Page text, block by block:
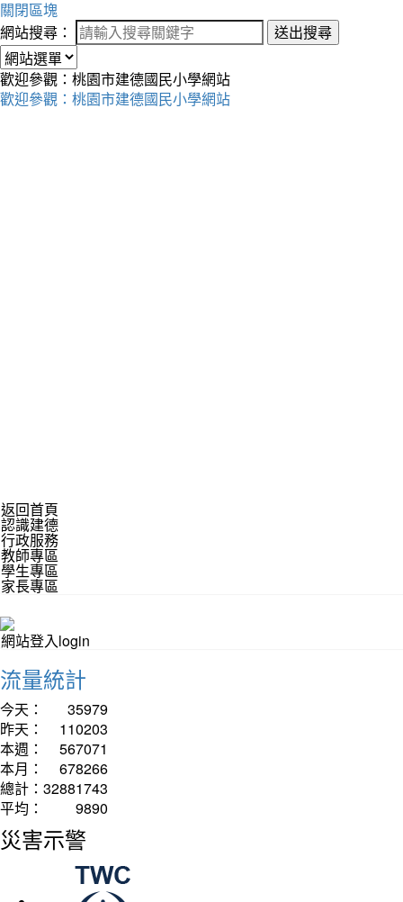
關閉區塊
網站搜尋：
送出搜尋
歡迎參觀：桃園市建德國民小學網站
歡迎參觀：桃園市建德國民小學網站
返回首頁
認識建德
行政服務
教師專區
學生專區
家長專區
網站登入login
流量統計
今天：
35979
昨天：
110203
本週：
567071
本月：
678266
總計： 32881743
平均：
9890
災害示警